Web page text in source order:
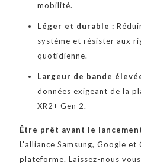
mobilité.
Léger et durable :
système et résister aux
quotidienne.
Largeur de bande
données exigeant de la
XR2+ Gen 2.
Être prêt avant le
L'alliance Samsung, Google
plateforme. Laissez-nous